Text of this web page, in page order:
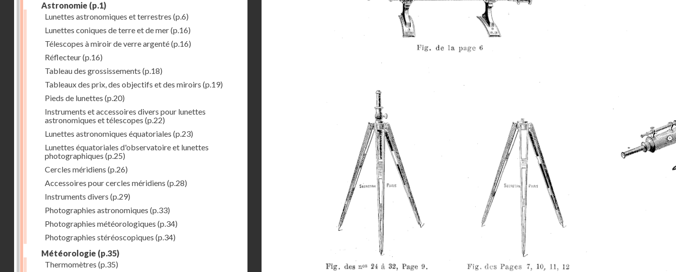
Astronomie (p.1)
Lunettes astronomiques et terrestres (p.6)
Lunettes coniques de terre et de mer(p.16)
Télescopes à miroir de verre argenté(p.16)
Réflecteur(p.16)
Tableau des grossissements (p.18)
Tableaux des prix, des objectifs et des miroirs (p.19)
Pieds de lunettes (p.20)
Instruments et accessoires divers pour lunettes
astronomiques et télescopes (p.22)
Lunettes astronomiques équatoriales (p.23)
Lunettes équatoriales d'observatoire et lunettes
photographiques (p.25)
Cercles méridiens (p.26)
Accessoires pour cercles méridiens (p.28)
Instruments divers (p.29)
Photographies astronomiques (p.33)
Photographies météorologiques (p.34)
Photographies stéréoscopiques (p.34)
Météorologie (p.35)
Thermomètres (p.35)